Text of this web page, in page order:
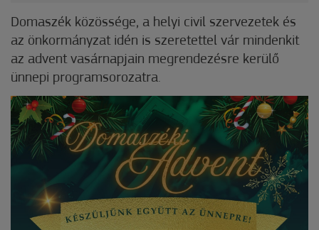
Domaszék közössége, a helyi civil szervezetek és
az önkormányzat idén is szeretettel vár mindenkit
az advent vasárnapjain megrendezésre kerülő
ünnepi programsorozatra.